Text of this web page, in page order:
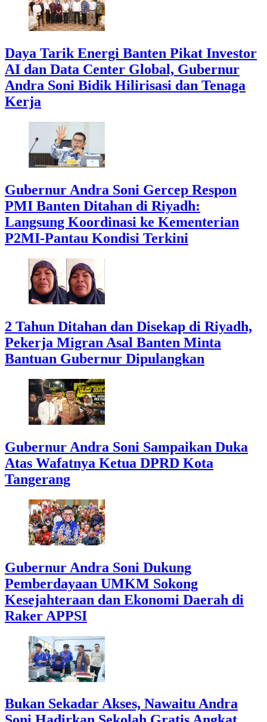
Daya Tarik Energi Banten Pikat Investor
AI dan Data Center Global, Gubernur
Andra Soni Bidik Hilirisasi dan Tenaga
Kerja
Gubernur Andra Soni Gercep Respon
PMI Banten Ditahan di Riyadh:
Langsung Koordinasi ke Kementerian
P2MI-Pantau Kondisi Terkini
2 Tahun Ditahan dan Disekap di Riyadh,
Pekerja Migran Asal Banten Minta
Bantuan Gubernur Dipulangkan
Gubernur Andra Soni Sampaikan Duka
Atas Wafatnya Ketua DPRD Kota
Tangerang
Gubernur Andra Soni Dukung
Pemberdayaan UMKM Sokong
Kesejahteraan dan Ekonomi Daerah di
Raker APPSI
Bukan Sekadar Akses, Nawaitu Andra